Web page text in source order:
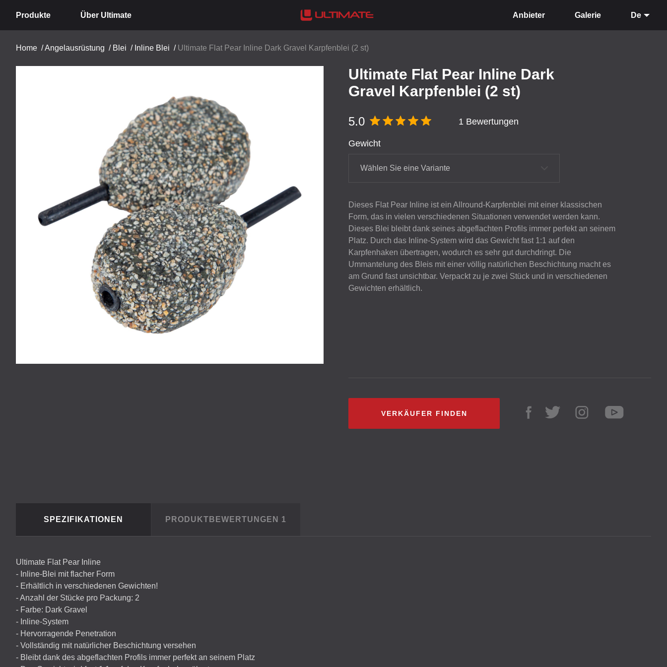
Produkte Über Ultimate Anbieter Galerie De
Home /Angelausrüstung / Blei / Inline Blei / Ultimate Flat Pear Inline Dark Gravel Karpfenblei (2 st)
Ultimate Flat Pear Inline Dark
Gravel Karpfenblei (2 st)
5.0 1 Bewertungen
Gewicht
Wählen Sie eine Variante
Dieses Flat Pear Inline ist ein Allround-Karpfenblei mit einer klassischen
Form, das in vielen verschiedenen Situationen verwendet werden kann.
Dieses Blei bleibt dank seines abgeflachten Profils immer perfekt an seinem
Platz. Durch das Inline-System wird das Gewicht fast 1:1 auf den
Karpfenhaken übertragen, wodurch es sehr gut durchdringt. Die
Ummantelung des Bleis mit einer völlig natürlichen Beschichtung macht es
am Grund fast unsichtbar. Verpackt zu je zwei Stück und in verschiedenen
Gewichten erhältlich.
VERKÄUFER FINDEN
SPEZIFIKATIONEN PRODUKTBEWERTUNGEN 1
Ultimate Flat Pear Inline
- Inline-Blei mit flacher Form
- Erhältlich in verschiedenen Gewichten!
- Anzahl der Stücke pro Packung: 2
- Farbe: Dark Gravel
- Inline-System
- Hervorragende Penetration
- Vollständig mit natürlicher Beschichtung versehen
- Bleibt dank des abgeflachten Profils immer perfekt an seinem Platz